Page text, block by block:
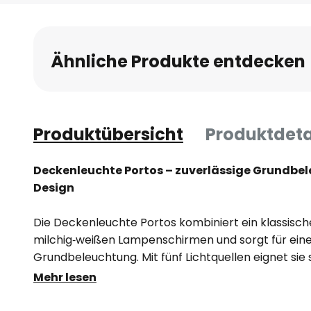
Bildgalerie
springen
Ähnliche Produkte entdecken
Produktübersicht
Deckenleuchte Portos – zuverlässige
Design
Die Deckenleuchte Portos kombiniert ein
milchig‑weißen Lampenschirmen und sorgt für
Grundbeleuchtung. Mit fünf Lichtquellen eignet
Wohn‑ und Essbereiche, Flure oder
Mehr lesen